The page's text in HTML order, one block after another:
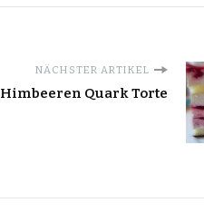
NÄCHSTER ARTIKEL
Himbeeren Quark Torte